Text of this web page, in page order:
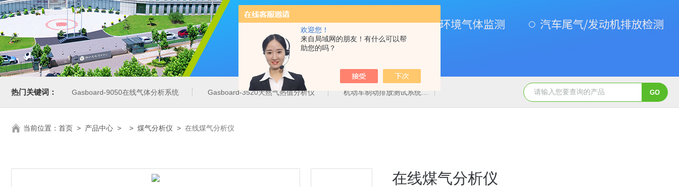
欢迎您！
来自局域网的朋友！有什么可以帮
助您的吗？
热门关键词： Gasboard-9050在线气体分析系统 Gasboard-3520天然气热值分析仪 机动车制动排放测试系统 Gasboard-9300氧气检测仪 Gasboard-9300氧含量检测仪
当前位置： 首页 > 产品中心 > > 煤气分析仪 > 在线煤气分析仪
在线煤气分析仪